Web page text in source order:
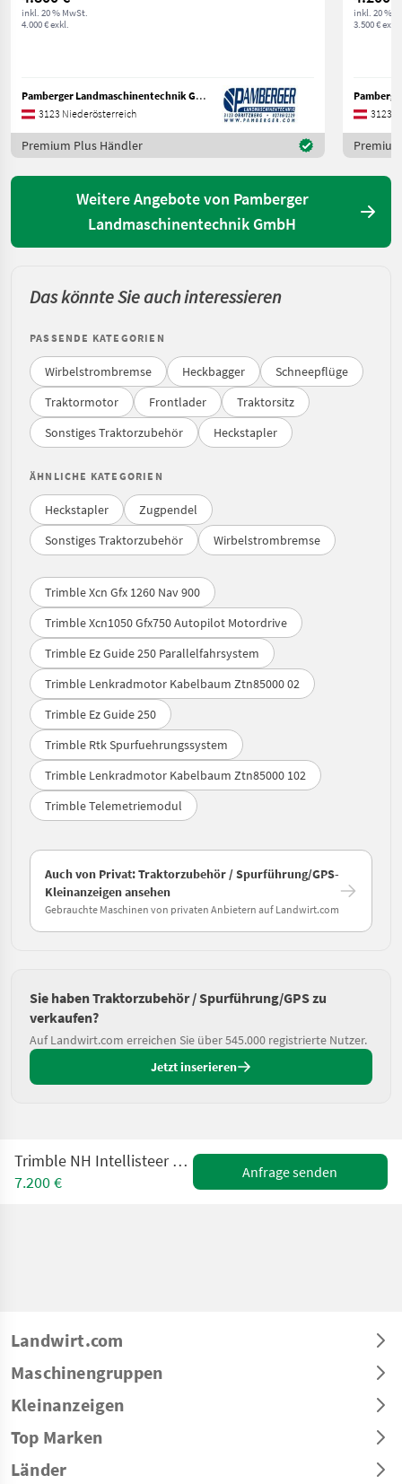
inkl. 20 % MwSt.
4.000 € exkl.
Pamberger Landmaschinentechnik GmbH
3123 Niederösterreich
Premium Plus Händler
inkl. 20 %
3.500 € exkl.
3123
Weitere Angebote von Pamberger
Landmaschinentechnik GmbH
Das könnte Sie auch interessieren
PASSENDE KATEGORIEN
Wirbelstrombremse Heckbagger
Schneepflüge
Traktormotor
Frontlader
Traktorsitz
Sonstiges Traktorzubehör
Heckstapler
ÄHNLICHE KATEGORIEN
Heckstapler
Zugpendel
Sonstiges Traktorzubehör
Wirbelstrombremse
Trimble Xcn Gfx 1260 Nav 900
Trimble Xcn1050 Gfx750 Autopilot Motordrive
Trimble Ez Guide 250 Parallelfahrsystem
Trimble Lenkradmotor Kabelbaum Ztn85000 02
Trimble Ez Guide 250
Trimble Rtk Spurfuehrungssystem
Trimble Lenkradmotor Kabelbaum Ztn85000 102
Trimble Telemetriemodul
Auch von Privat: Traktorzubehör / Spurführung/GPS-
Kleinanzeigen ansehen
Gebrauchte Maschinen von privaten Anbietern auf Landwirt.com
Sie haben Traktorzubehör / Spurführung/GPS zu
verkaufen?
Auf Landwirt.com erreichen Sie über 545.000 registrierte Nutzer.
Jetzt inserieren
Trimble NH Intellisteer / CASE AccuGuide Lenksystem
7.200 €
Anfrage senden
Landwirt.com
Maschinengruppen
Kleinanzeigen
Top Marken
Länder